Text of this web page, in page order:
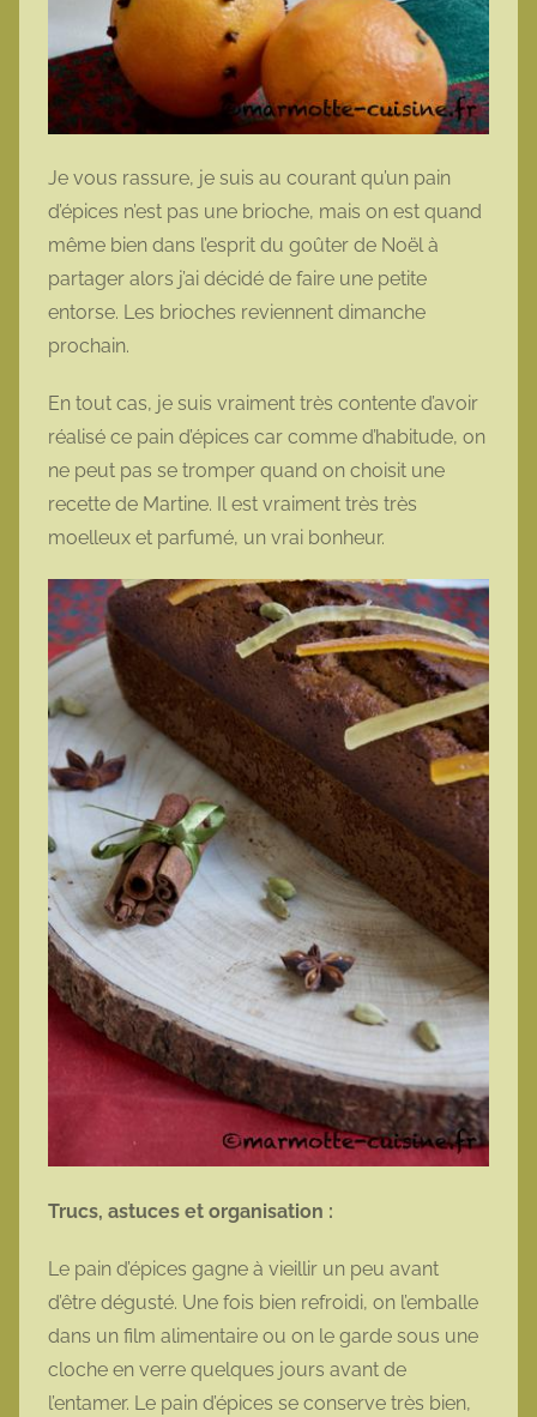
Je vous rassure, je suis au courant qu’un pain
d’épices n’est pas une brioche, mais on est quand
même bien dans l’esprit du goûter de Noël à
partager alors j’ai décidé de faire une petite
entorse. Les brioches reviennent dimanche
prochain.
En tout cas, je suis vraiment très contente d’avoir
réalisé ce pain d’épices car comme d’habitude, on
ne peut pas se tromper quand on choisit une
recette de Martine. Il est vraiment très très
moelleux et parfumé, un vrai bonheur.
Trucs, astuces et organisation :
Le pain d’épices gagne à vieillir un peu avant
d’être dégusté. Une fois bien refroidi, on l’emballe
dans un film alimentaire ou on le garde sous une
cloche en verre quelques jours avant de
l’entamer. Le pain d’épices se conserve très bien,